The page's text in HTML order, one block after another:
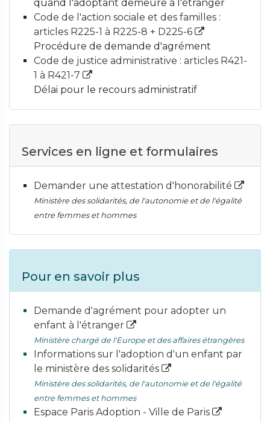
quand l'adoptant demeure à l'étranger
Code de l'action sociale et des familles :
articles R225-1 à R225-8 + D225-6
Procédure de demande d'agrément
Code de justice administrative : articles R421-
1 à R421-7
Délai pour le recours administratif
Services en ligne et formulaires
Demander une attestation d'honorabilité
Ministère des solidarités, de l'autonomie et de l'égalité
entre femmes et hommes
Pour en savoir plus
Demande d'agrément pour adopter un
enfant à l'étranger
Ministère chargé de l'Europe et des affaires étrangères
Informations sur l'adoption d'un enfant par
le ministère des solidarités
Ministère des solidarités, de l'autonomie et de l'égalité
entre femmes et hommes
Espace Paris Adoption - Ville de Paris